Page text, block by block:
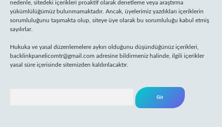
nedenle, sitedeki içerikleri proaktif olarak denetleme veya araştırma
yükümlülüğümüz bulunmamaktadır. Ancak, üyelerimiz yazdıkları içeriklerin
sorumluluğunu taşımakta olup, siteye üye olarak bu sorumluluğu kabul etmiş
sayılırlar.
Hukuka ve yasal düzenlemelere aykırı olduğunu düşündüğünüz içerikleri,
backlinkpanelicomtr@gmail.com adresine bildirmeniz halinde, ilgili içerikler
yasal süre içerisinde sitemizden kaldırılacaktır.